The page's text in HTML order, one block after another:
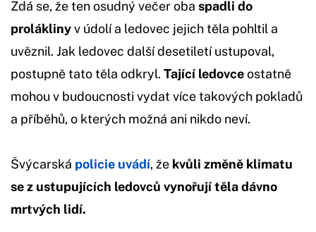
Zdá se, že ten osudný večer oba spadli do
proláklinyv údolí a ledovec jejich těla pohltil a
uvěznil. Jak ledovec další desetiletí ustupoval,
postupně tato těla odkryl. Tající ledovceostatně
mohou v budoucnosti vydat více takových pokladů
a příběhů, o kterých možná ani nikdo neví.
Švýcarská policie uvádí, že kvůli změně klimatu
se z ustupujících ledovců vynořují těla dávno
mrtvých lidí.